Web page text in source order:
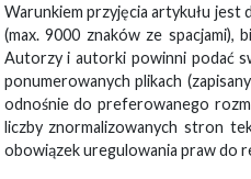
Warunkiem przyjęcia artykułu jest
(max. 9000 znaków ze spacjami),
Autorzy i autorki powinni podać
ponumerowanych plikach
odnośnie do preferowanego
liczby znormalizowanych stron
obowiązek uregulowania praw do